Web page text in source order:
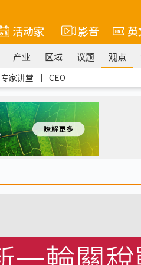
活动家 影音
产业 区域 议题 观点
专家讲堂 ｜ CEO